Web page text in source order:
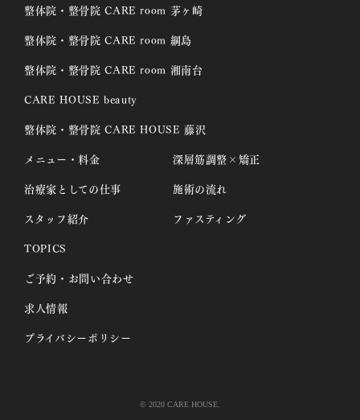
整体院・整骨院 CARE room 茅ヶ崎
整体院・整骨院 CARE room 綱島
整体院・整骨院 CARE room 湘南台
CARE HOUSE beauty
整体院・整骨院 CARE HOUSE 藤沢
メニュー・料金
治療家としての仕事
スタッフ紹介
深層筋調整×矯正
施術の流れ
ファスティング
TOPICS
ご予約・お問い合わせ
求人情報
プライバシーポリシー
© 2020 CARE HOUSE.